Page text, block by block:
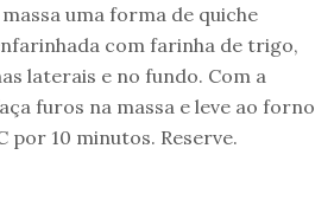
uma forma de quiche
com farinha de trigo,
laterais e no fundo. Com a
furos na massa e leve ao forno
por 10 minutos. Reserve.